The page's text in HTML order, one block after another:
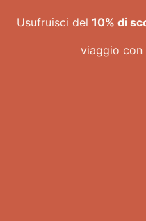
Usufruisci del 10% di
viaggio con